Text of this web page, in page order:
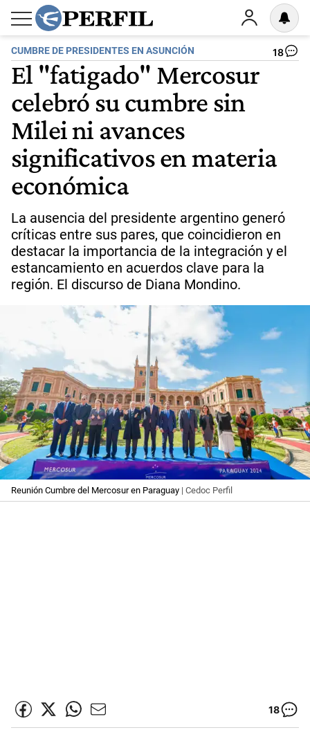
CUMBRE DE PRESIDENTES EN ASUNCIÓN 18
El "fatigado" Mercosur
celebró su cumbre sin
Milei ni avances
significativos en materia
económica
La ausencia del presidente argentino generó
críticas entre sus pares, que coincidieron en
destacar la importancia de la integración y el
estancamiento en acuerdos clave para la
región. El discurso de Diana Mondino.
Reunión Cumbre del Mercosur en Paraguay | Cedoc Perfil
18